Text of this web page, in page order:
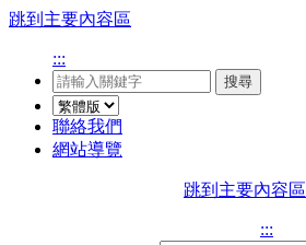
跳到主要內容區
:::
搜尋
聯絡我們
網站導覽
跳到主要內容區
:::